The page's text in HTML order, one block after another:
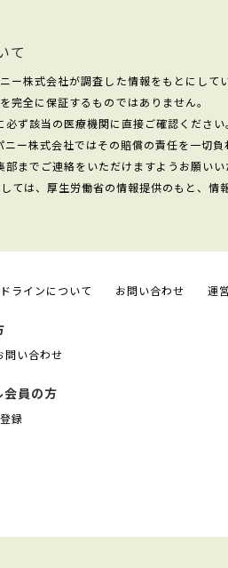
て
株式会社が調査した情報をもとにしてい
完全に保証するものではありません。
ず該当の医療機関に直接ご確認ください
ー株式会社ではその賠償の責任を一切負
までご連絡をいただけますようお願いい
は、厚生労働省の情報提供のもと、情
ラインについて お問い合わせ 運
問い合わせ
会員の方
録